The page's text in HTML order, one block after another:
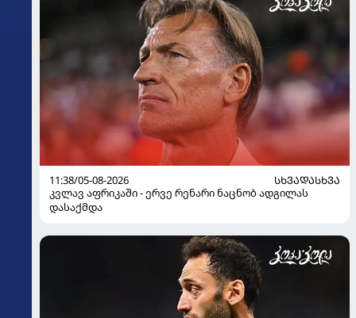
11:38/05-08-2026
ᲡᲮᲕᲐᲓᲐᲡᲮᲕᲐ
კვლავ აფრიკაში - ერვე რენარი ნაცნობ ადგილას
დასაქმდა